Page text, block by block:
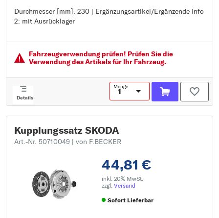
Durchmesser [mm]: 230 | Ergänzungsartikel/Ergänzende Info
2: mit Ausrücklager
Durchmesser [mm]: 230
Ergänzungsartikel/Ergänzende Info 2: mit Ausrücklager
Fahrzeugver­wendung prüfen! Prüfen Sie die
Verwendung des Artikels für Ihr Fahrzeug.
Details
Menge
Kupplungssatz SKODA
Art.-Nr. 50710049 | von F.BECKER
44,81 €
inkl. 20% MwSt.
zzgl. Versand
Sofort Lieferbar